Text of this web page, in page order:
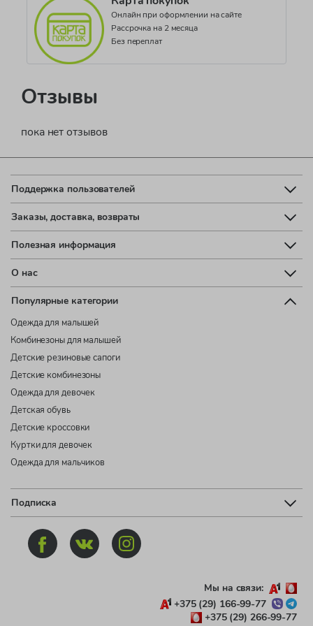
Онлайн при оформлении на сайте
Рассрочка на 2 месяца
Без переплат
Отзывы
пока нет отзывов
Поддержка пользователей
Заказы, доставка, возвраты
Полезная информация
О нас
Популярные категории
Одежда для малышей
Комбинезоны для малышей
Детские резиновые сапоги
Детские комбинезоны
Одежда для девочек
Детская обувь
Детские кроссовки
Куртки для девочек
Одежда для мальчиков
Подписка
Мы на связи:
+375 (29) 166-99-77
+375 (29) 266-99-77